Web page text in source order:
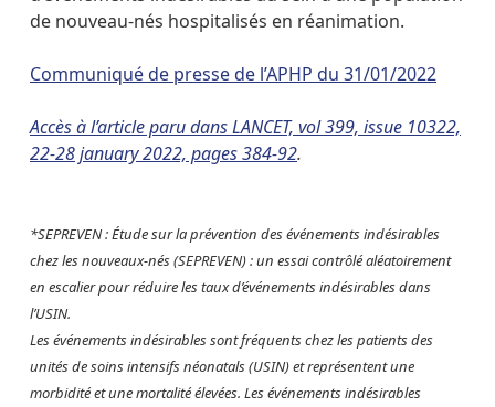
de nouveau-nés hospitalisés en réanimation.
Communiqué de presse de l’APHP du 31/01/2022
Accès à l’article paru dans LANCET, vol 399, issue 10322,
22-28 january 2022, pages 384-92.
*SEPREVEN :Étude sur la prévention des événements indésirables
chez les nouveaux-nés (SEPREVEN) : un essai contrôlé aléatoirement
en escalier pour réduire les taux d’événements indésirables dans
l’USIN.
Les événements indésirables sont fréquents chez les patients des
unités de soins intensifs néonatals (USIN) et représentent une
morbidité et une mortalité élevées. Les événements indésirables